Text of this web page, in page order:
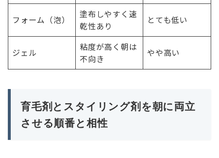
フォーム（泡）
塗布しやすく速
乾性あり
とても低い
ジェル
粘度が高く朝は
不向き
やや高い
育毛剤とスタイリング剤を朝に両立
させる順番と相性